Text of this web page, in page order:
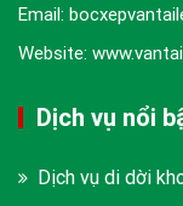
Email:
Website:
Dịch vụ nổi
Dịch vụ di dời